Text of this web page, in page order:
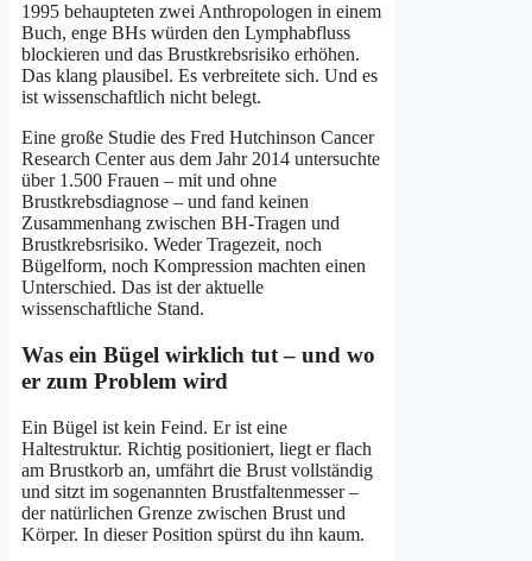
1995 behaupteten zwei Anthropologen in einem
Buch, enge BHs würden den Lymphabfluss
blockieren und das Brustkrebsrisiko erhöhen.
Das klang plausibel. Es verbreitete sich. Und es
ist wissenschaftlich nicht belegt.
Eine große Studie des Fred Hutchinson Cancer
Research Center aus dem Jahr 2014 untersuchte
über 1.500 Frauen – mit und ohne
Brustkrebsdiagnose – und fand keinen
Zusammenhang zwischen BH-Tragen und
Brustkrebsrisiko. Weder Tragezeit, noch
Bügelform, noch Kompression machten einen
Unterschied. Das ist der aktuelle
wissenschaftliche Stand.
Was ein Bügel wirklich tut – und wo
er zum Problem wird
Ein Bügel ist kein Feind. Er ist eine
Haltestruktur. Richtig positioniert, liegt er flach
am Brustkorb an, umfährt die Brust vollständig
und sitzt im sogenannten Brustfaltenmesser –
der natürlichen Grenze zwischen Brust und
Körper. In dieser Position spürst du ihn kaum.